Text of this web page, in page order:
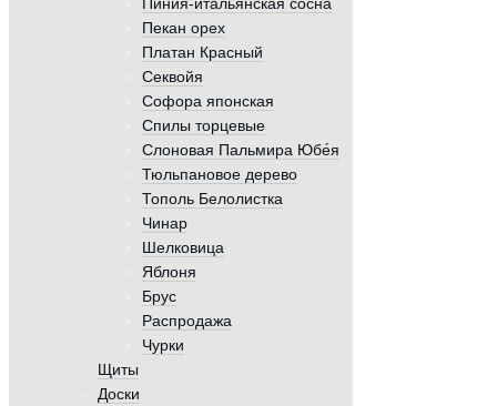
Пекан орех
Платан Красный
Секвойя
Софора японская
Спилы торцевые
Слоновая Пальмира Юбе́я
Тюльпановое дерево
Тополь Белолистка
Чинар
Шелковица
Яблоня
Брус
Распродажа
Чурки
Щиты
Доски